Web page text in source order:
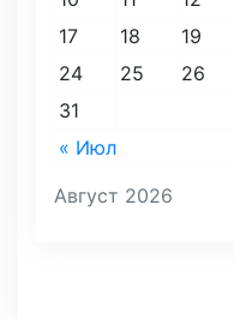
Август 2026
« Июл
17
18 19
24
25 26
31